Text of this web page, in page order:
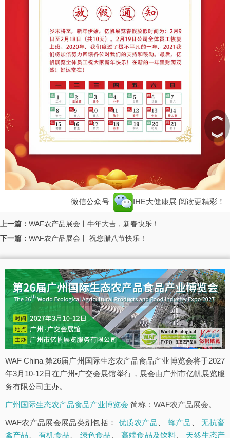
微信公众号 IHE大健康展 阅读更精彩！
上一篇： WAF农产品展会丨牛年大吉，新春快乐！
下一篇： WAF农产品展会丨 祝您腊八节快乐！
WAF China 第26届广州国际生态农产品食品产业博览会将于2027
年3月10-12日在广州•广交会展馆举行，展会由广州市亿帆展览服
务有限公司主办。
广州国际生态农产品食品产业博览会 简称：WAF农产品展会。
WAF农产品展会展品类别包括： 优质农产品 蜂产品 、无抗畜
禽产品
、有机食品 绿色食品 高端食品及饮料 天然生态产
︽
︾